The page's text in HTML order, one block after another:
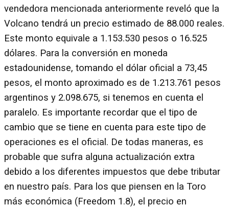
vendedora mencionada anteriormente reveló que la
Volcano tendrá un precio estimado de 88.000 reales.
Este monto equivale a 1.153.530 pesos o 16.525
dólares. Para la conversión en moneda
estadounidense, tomando el dólar oficial a 73,45
pesos, el monto aproximado es de 1.213.761 pesos
argentinos y 2.098.675, si tenemos en cuenta el
paralelo. Es importante recordar que el tipo de
cambio que se tiene en cuenta para este tipo de
operaciones es el oficial. De todas maneras, es
probable que sufra alguna actualización extra
debido a los diferentes impuestos que debe tributar
en nuestro país. Para los que piensen en la Toro
más económica (Freedom 1.8), el precio en